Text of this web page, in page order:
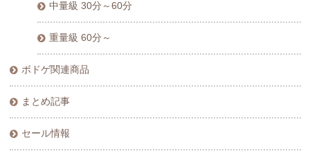
中量級 30分～60分
重量級 60分～
ボドゲ関連商品
まとめ記事
セール情報